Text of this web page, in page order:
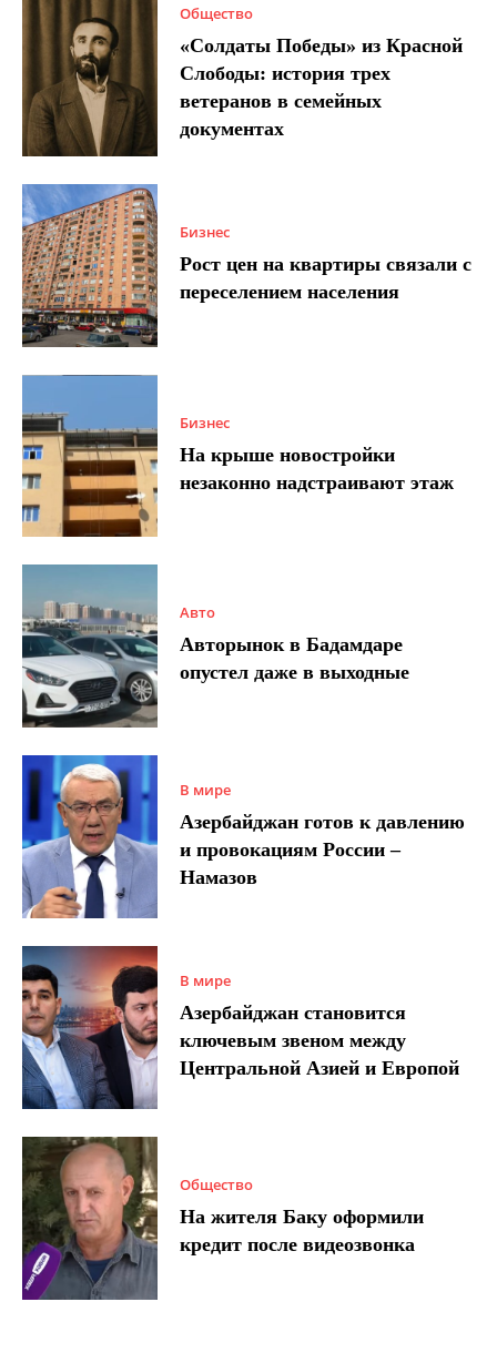
Общество
«Солдаты Победы» из Красной
Слободы: история трех
ветеранов в семейных
документах
Бизнес
Рост цен на квартиры связали с
переселением населения
Бизнес
На крыше новостройки
незаконно надстраивают этаж
Авто
Авторынок в Бадамдаре
опустел даже в выходные
В мире
Азербайджан готов к давлению
и провокациям России –
Намазов
В мире
Азербайджан становится
ключевым звеном между
Центральной Азией и Европой
Общество
На жителя Баку оформили
кредит после видеозвонка